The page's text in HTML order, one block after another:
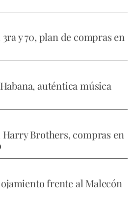
y 70, plan de compras en
auténtica música
Brothers, compras en
frente al Malecón